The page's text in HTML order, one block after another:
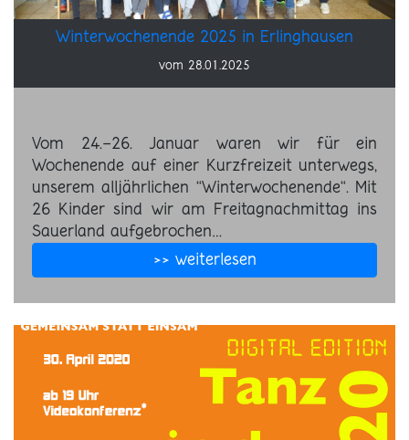
Winterwochenende 2025 in Erlinghausen
vom 28.01.2025
Vom 24.-26. Januar waren wir für ein
Wochenende auf einer Kurzfreizeit unterwegs,
unserem alljährlichen “Winterwochenende“. Mit
26 Kinder sind wir am Freitagnachmittag ins
Sauerland aufgebrochen…
>> weiterlesen